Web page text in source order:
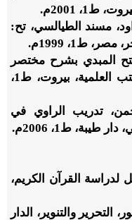
ط1، 2001م.
مسند الطيالسي، تح:
ط1، 1999م.
المبدي بشرح مختصر
الزبيدي، تح: عبدالقادر علي، دار الكتب العلمية، بيروت، ط1،
تدريب الراوي في
طيبة، ط1، 2006م.
لدراسة القرآن الكريم،
والتنوير، الدار